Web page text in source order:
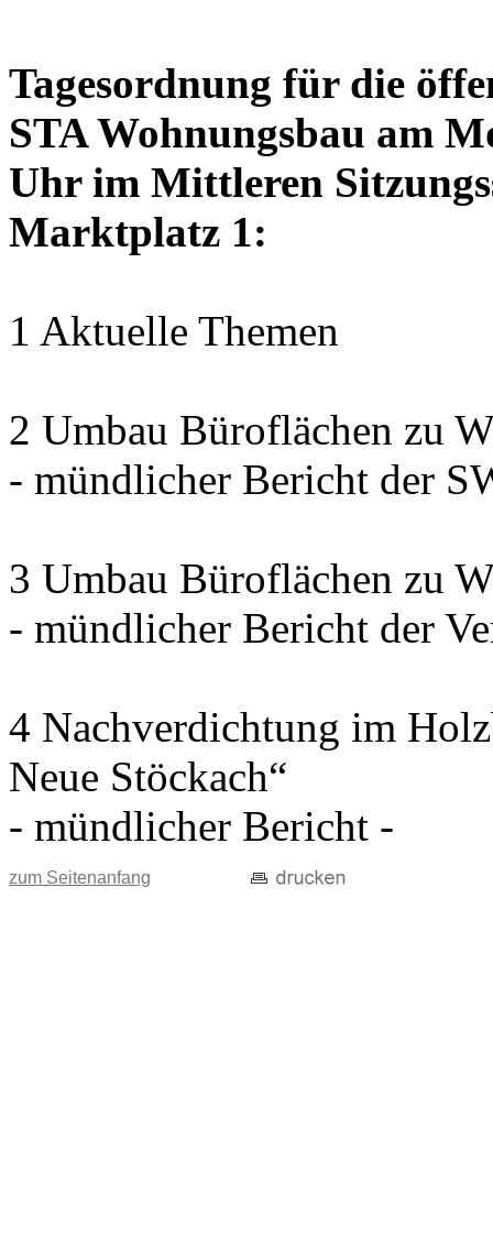
Tagesordnung für die
STA Wohnungsbau am
Uhr im Mittleren
Marktplatz 1:
1 Aktuelle Themen
2 Umbau Büroflächen zu
- mündlicher Bericht der
3 Umbau Büroflächen zu
- mündlicher Bericht der
4 Nachverdichtung im
Neue Stöckach“
- mündlicher Bericht -
zum Seitenanfang